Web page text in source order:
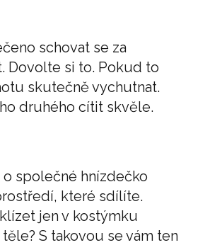
schovat se za
Dovolte si to. Pokud to
skutečně vychutnat.
druhého cítit skvěle.
o společné hnízdečko
které sdílíte.
jen v kostýmku
S takovou se vám ten